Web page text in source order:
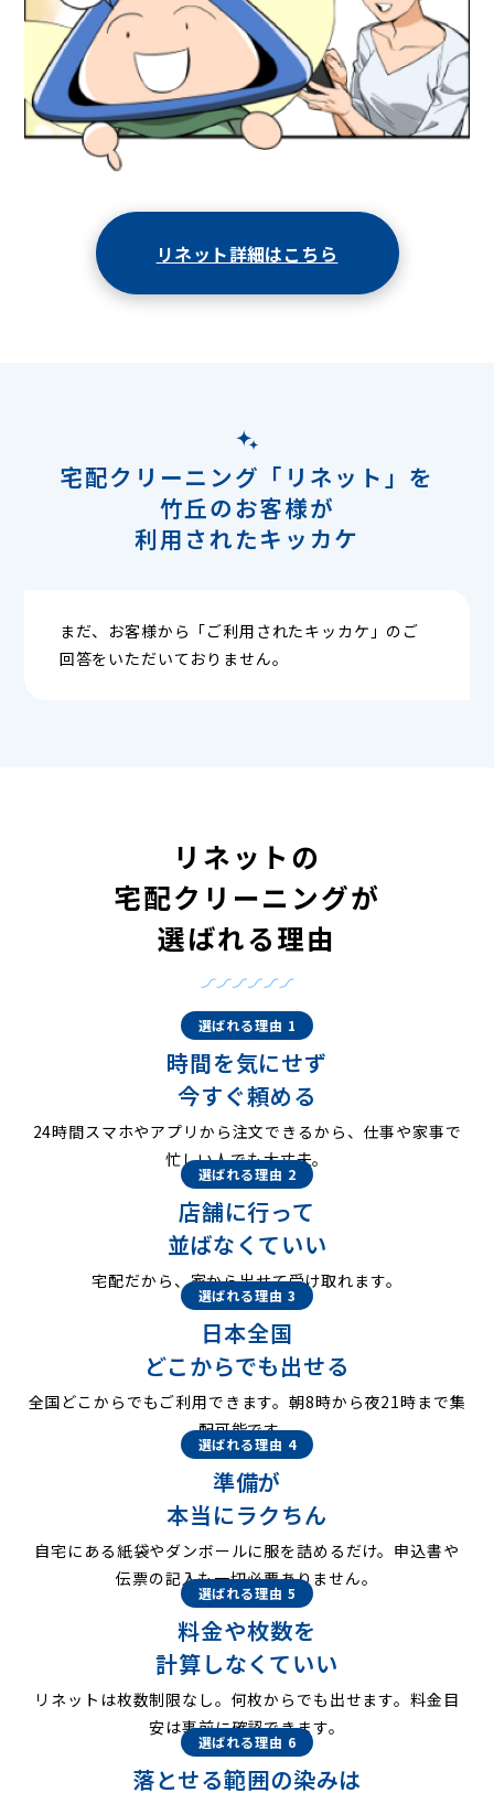
リネット詳細はこちら
宅配クリーニング「リネット」を
竹丘のお客様が
利用されたキッカケ
まだ、お客様から「ご利用されたキッカケ」のご
回答をいただいておりません。
リネットの
宅配クリーニングが
選ばれる理由
選ばれる理由 1
時間を気にせず
今すぐ頼める
24時間スマホやアプリから注文できるから、仕事や家事で
忙しい人でも大丈夫。
選ばれる理由 2
店舗に行って
並ばなくていい
宅配だから、家から出せて受け取れます。
選ばれる理由 3
日本全国
どこからでも出せる
全国どこからでもご利用できます。朝8時から夜21時まで集
配可能です。
選ばれる理由 4
準備が
本当にラクちん
自宅にある紙袋やダンボールに服を詰めるだけ。申込書や
伝票の記入も一切必要ありません。
選ばれる理由 5
料金や枚数を
計算しなくていい
リネットは枚数制限なし。何枚からでも出せます。料金目
安は事前に確認できます。
選ばれる理由 6
落とせる範囲の染みは